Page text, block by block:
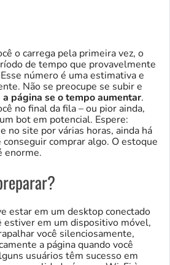
o carrega pela primeira vez, o
de tempo que provavelmente
número é uma estimativa e
Não se preocupe se subir e
a página se o tempo aumentar.
no final da fila – ou pior ainda,
bot em potencial. Espere:
no site por várias horas, ainda há
conseguir comprar algo. O estoque
enorme.
estar em um desktop conectado
estiver em um dispositivo móvel,
você silenciosamente,
a página quando você
usuários têm sucesso em